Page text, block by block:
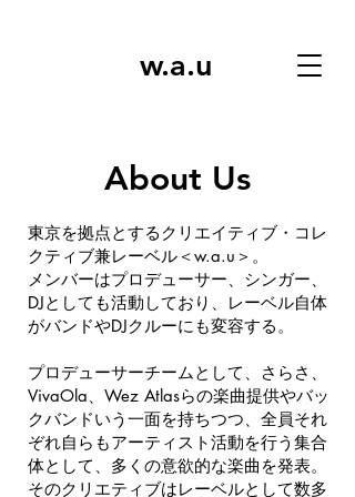
w.a.u
About Us
東京を拠点とするクリエイティブ・コレ
クティブ兼レーベル＜w.a.u＞。
メンバーはプロデューサー、シンガー、
DJとしても活動しており、レーベル自体
がバンドやDJクルーにも変容する。
プロデューサーチームとして、さらさ、
VivaOla、Wez Atlasらの楽曲提供やバッ
クバンドいう一面を持ちつつ、全員それ
ぞれ自らもアーティスト活動を行う集合
体として、多くの意欲的な楽曲を発表。
そのクリエティブはレーベルとして数多